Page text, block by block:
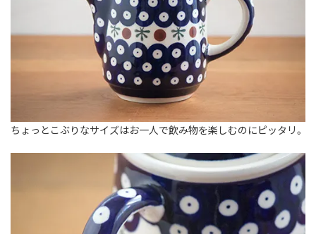
ちょっとこぶりなサイズはお一人で飲み物を楽しむのにピッタリ。